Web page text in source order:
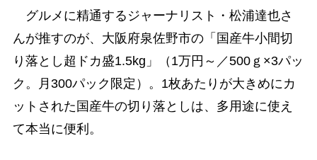
グルメに精通するジャーナリスト・松浦達也さ
んが推すのが、大阪府泉佐野市の「国産牛小間切
り落とし超ドカ盛1.5kg」（1万円～／500ｇ×3パッ
ク。月300パック限定）。1枚あたりが大きめにカ
ットされた国産牛の切り落としは、多用途に使え
て本当に便利。